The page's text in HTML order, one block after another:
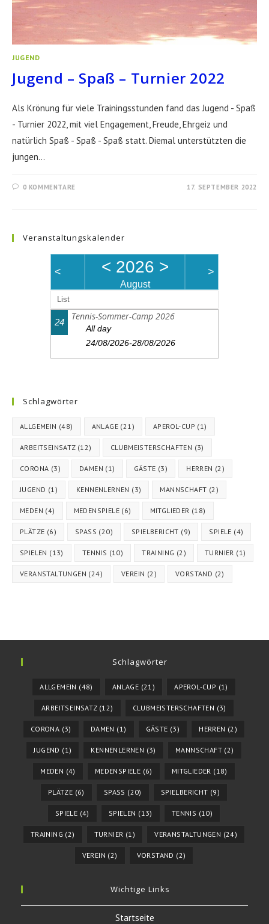
JUGEND
Jugend – Spaß – Turnier 2022
Als Krönung für viele Trainingsstunden fand das Jugend - Spaß
- Turnier 2022, mit viel Engagement, Freude, Ehrgeiz und
natürlich Spaß - Spaß - Spaß statt. Diemal unterstützten die
jungen…
0 KOMMENTARE 17. SEPTEMBER 2022
Veranstaltungskalender
< < 2026 >
August
>
List
24
Tennis-Sommer-Camp 2026
All day
24/08/2026-28/08/2026
Schlagwörter
ALLGEMEIN (48) ANLAGE (21) APEROL-CUP (1)
ARBEITSEINSATZ(12) CLUBMEISTERSCHAFTEN (3)
CORONA (3) DAMEN (1) GÄSTE (3) HERREN (2)
JUGEND (1) KENNENLERNEN (3) MANNSCHAFT (2)
MEDEN (4) MEDENSPIELE (6) MITGLIEDER (18)
PLÄTZE (6) SPASS (20) SPIELBERICHT (9) SPIELE (4)
SPIELEN (13) TENNIS (10) TRAINING (2) TURNIER (1)
VERANSTALTUNGEN (24) VEREIN (2) VORSTAND (2)
Schlagwörter
ALLGEMEIN (48) ANLAGE (21) APEROL-CUP (1)
ARBEITSEINSATZ(12) CLUBMEISTERSCHAFTEN (3)
CORONA (3) DAMEN (1) GÄSTE (3) HERREN (2)
JUGEND (1) KENNENLERNEN (3) MANNSCHAFT(2)
MEDEN (4) MEDENSPIELE (6) MITGLIEDER (18)
PLÄTZE (6) SPASS (20) SPIELBERICHT (9)
SPIELE (4) SPIELEN (13) TENNIS (10)
TRAINING (2) TURNIER (1) VERANSTALTUNGEN (24)
VEREIN (2) VORSTAND (2)
Wichtige Links
Startseite